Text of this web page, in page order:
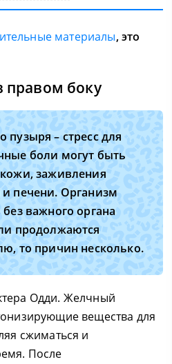
материалы, это
боку
пузыря – стресс для
боли могут быть
заживления
печени. Организм
важного органа
продолжаются
то причин несколько.
Одди. Желчный
вещества для
сжиматься и
После